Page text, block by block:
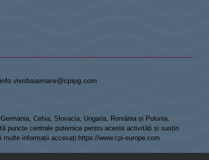
Cehia, Slovacia, Ungaria, România și Polonia.
puncte centrale puternice pentru aceste activități și susțin
multe informații accesați: https://www.cpi-europe.com